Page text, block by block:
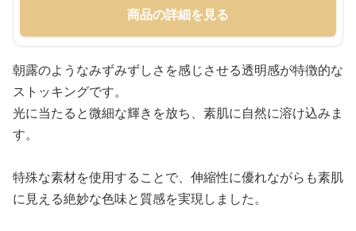
商品の詳細を見る
朝露のようなみずみずしさを感じさせる透明感が特徴的な
ストッキングです。
光に当たると微細な輝きを放ち、素肌に自然に溶け込みま
す。
特殊な素材を使用することで、伸縮性に優れながらも素肌
に見える絶妙な色味と質感を実現しました。